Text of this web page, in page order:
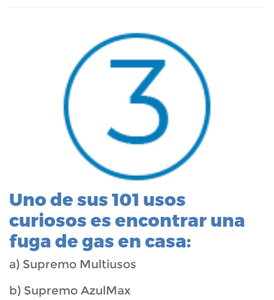
Uno de sus 101 usos
curiosos es encontrar una
fuga de gas en casa:
a) Supremo Multiusos
b) Supremo AzulMax